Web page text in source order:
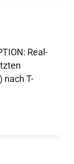
Real-
nach T-